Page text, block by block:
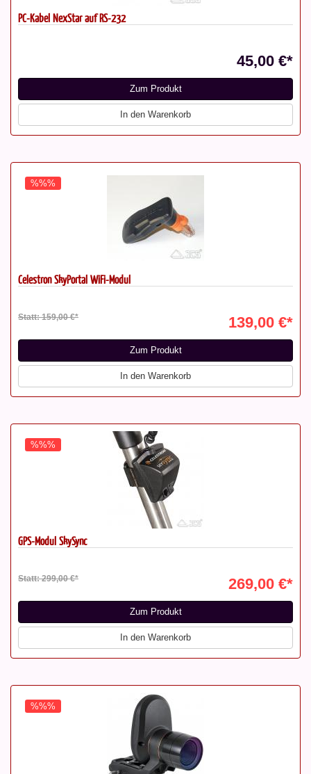
PC-Kabel NexStar auf RS-232
45,00 €*
Zum Produkt
In den Warenkorb
%%%
Celestron SkyPortal WiFi-Modul
Statt: 159,00 €* 139,00 €*
Zum Produkt
In den Warenkorb
%%%
GPS-Modul SkySync
Statt: 299,00 €* 269,00 €*
Zum Produkt
In den Warenkorb
%%%